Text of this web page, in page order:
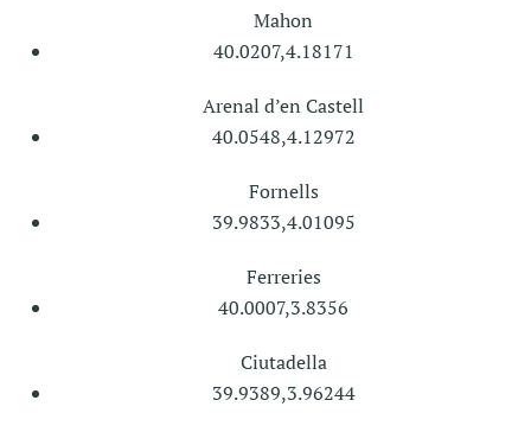
Mahon
40.0207,4.18171
Arenal d’en Castell
40.0548,4.12972
Fornells
39.9833,4.01095
Ferreries
40.0007,3.8356
Ciutadella
39.9389,3.96244